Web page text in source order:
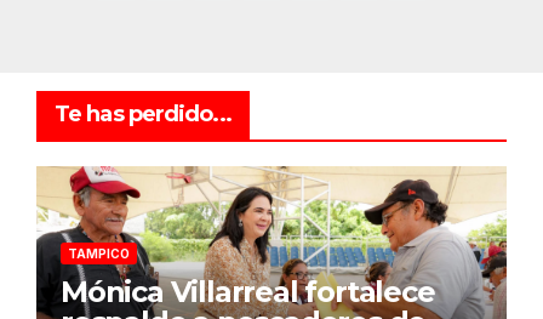
Te has perdido...
TAMPICO
Mónica Villarreal fortalece